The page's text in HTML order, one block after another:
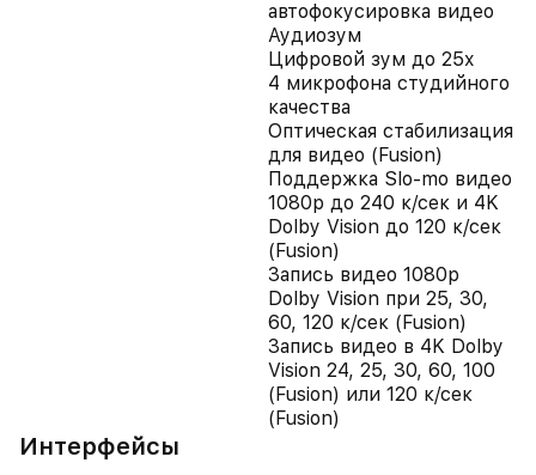
автофокусировка видео
Аудиозум
Цифровой зум до 25x
4 микрофона студийного
качества
Оптическая стабилизация
для видео (Fusion)
Поддержка Slo-mo видео
1080p до 240 к/сек и 4K
Dolby Vision до 120 к/сек
(Fusion)
Запись видео 1080p
Dolby Vision при 25, 30,
60, 120 к/сек (Fusion)
Запись видео в 4K Dolby
Vision 24, 25, 30, 60, 100
(Fusion) или 120 к/сек
(Fusion)
Интерфейсы